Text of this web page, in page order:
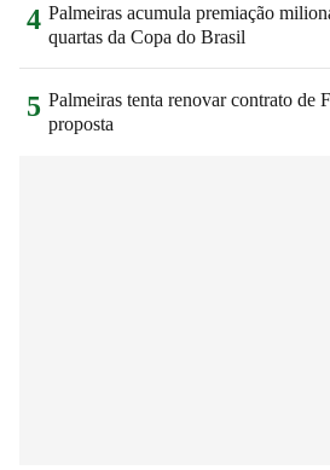
4 Palmeiras acumula premiação
quartas da Copa do Brasil
5 Palmeiras tenta renovar contrato de
proposta